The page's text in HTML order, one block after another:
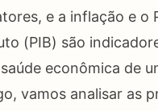
e a inflação e o
(PIB) são
econômica de
vamos analisar as